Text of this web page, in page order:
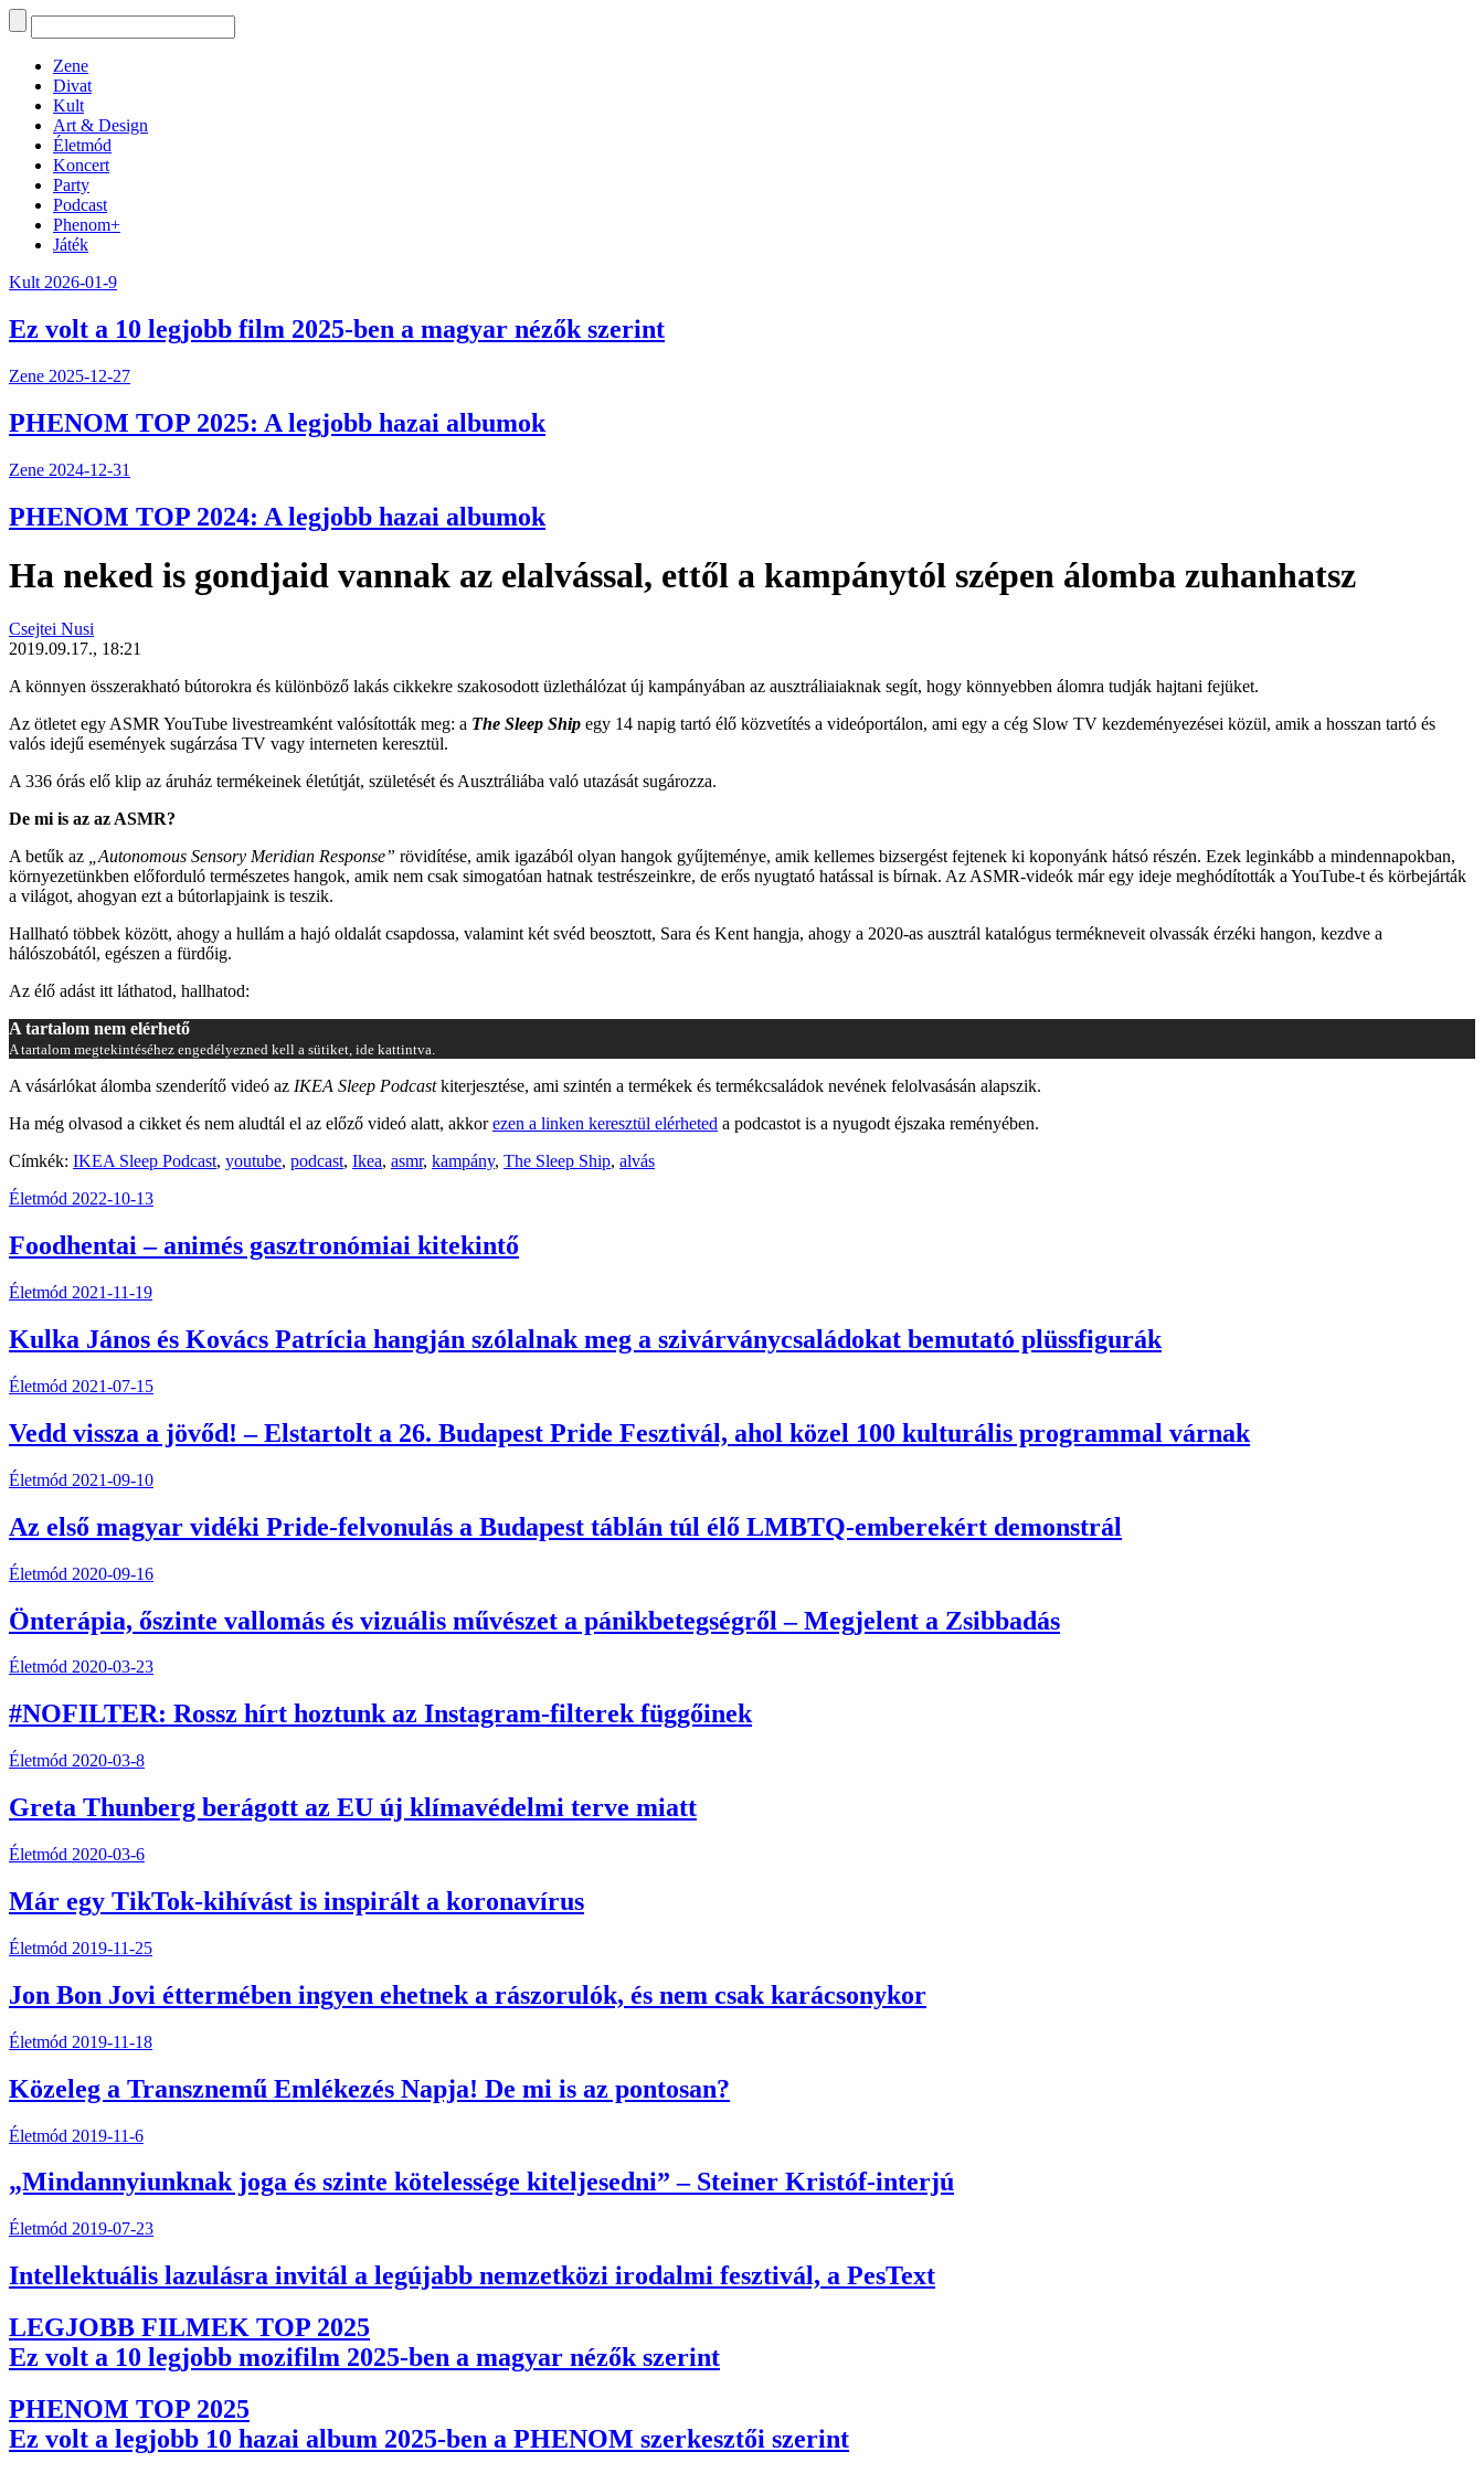
Zene
Divat
Kult
Art & Design
Életmód
Koncert
Party
Podcast
Phenom+
Játék
Kult 2026-01-9
Ez volt a 10 legjobb film 2025-ben a magyar nézők szerint
Zene 2025-12-27
PHENOM TOP 2025: A legjobb hazai albumok
Zene 2024-12-31
PHENOM TOP 2024: A legjobb hazai albumok
Ha neked is gondjaid vannak az elalvással, ettől a kampánytól szépen álomba zuhanhatsz
Csejtei Nusi
2019.09.17., 18:21
A könnyen összerakható bútorokra és különböző lakás cikkekre szakosodott üzlethálózat új kampányában az ausztráliaiaknak segít, hogy könnyebben álomra tudják hajtani fejüket.
Az ötletet egy ASMR YouTube livestreamként valósították meg: a The Sleep Ship egy 14 napig tartó élő közvetítés a videóportálon, ami egy a cég Slow TV kezdeményezései közül, amik a hosszan tartó és
valós idejű események sugárzása TV vagy interneten keresztül.
A 336 órás elő klip az áruház termékeinek életútját, születését és Ausztráliába való utazását sugározza.
De mi is az az ASMR?
A betűk az „Autonomous Sensory Meridian Response” rövidítése, amik igazából olyan hangok gyűjteménye, amik kellemes bizsergést fejtenek ki koponyánk hátsó részén. Ezek leginkább a mindennapokban,
környezetünkben előforduló természetes hangok, amik nem csak simogatóan hatnak testrészeinkre, de erős nyugtató hatással is bírnak. Az ASMR-videók már egy ideje meghódították a YouTube-t és körbejárták
a világot, ahogyan ezt a bútorlapjaink is teszik.
Hallható többek között, ahogy a hullám a hajó oldalát csapdossa, valamint két svéd beosztott, Sara és Kent hangja, ahogy a 2020-as ausztrál katalógus termékneveit olvassák érzéki hangon, kezdve a
hálószobától, egészen a fürdőig.
Az élő adást itt láthatod, hallhatod:
A tartalom nem elérhető
A tartalom megtekintéséhez engedélyezned kell a sütiket, ide kattintva.
A vásárlókat álomba szenderítő videó az IKEA Sleep Podcastkiterjesztése, ami szintén a termékek és termékcsaládok nevének felolvasásán alapszik.
Ha még olvasod a cikket és nem aludtál el az előző videó alatt, akkorezen a linken keresztül elérheted a podcastot is a nyugodt éjszaka reményében.
Címkék: IKEA Sleep Podcast, youtube, podcast, Ikea, asmr, kampány, The Sleep Ship, alvás
Életmód 2022-10-13
Foodhentai – animés gasztronómiai kitekintő
Életmód 2021-11-19
Kulka János és Kovács Patrícia hangján szólalnak meg a szivárványcsaládokat bemutató plüssfigurák
Életmód 2021-07-15
Vedd vissza a jövőd! – Elstartolt a 26. Budapest Pride Fesztivál, ahol közel 100 kulturális programmal várnak
Életmód 2021-09-10
Az első magyar vidéki Pride-felvonulás a Budapest táblán túl élő LMBTQ-emberekért demonstrál
Életmód 2020-09-16
Önterápia, őszinte vallomás és vizuális művészet a pánikbetegségről – Megjelent a Zsibbadás
Életmód 2020-03-23
#NOFILTER: Rossz hírt hoztunk az Instagram-filterek függőinek
Életmód 2020-03-8
Greta Thunberg berágott az EU új klímavédelmi terve miatt
Életmód 2020-03-6
Már egy TikTok-kihívást is inspirált a koronavírus
Életmód 2019-11-25
Jon Bon Jovi éttermében ingyen ehetnek a rászorulók, és nem csak karácsonykor
Életmód 2019-11-18
Közeleg a Transznemű Emlékezés Napja! De mi is az pontosan?
Életmód 2019-11-6
„Mindannyiunknak joga és szinte kötelessége kiteljesedni” – Steiner Kristóf-interjú
Életmód 2019-07-23
Intellektuális lazulásra invitál a legújabb nemzetközi irodalmi fesztivál, a PesText
LEGJOBB FILMEK TOP 2025
Ez volt a 10 legjobb mozifilm 2025-ben a magyar nézők szerint
PHENOM TOP 2025
Ez volt a legjobb 10 hazai album 2025-ben a PHENOM szerkesztői szerint